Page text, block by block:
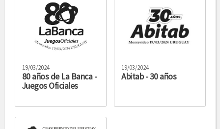
19/03/2024
80 años de La Banca -
Juegos Oficiales
19/03/2024
Abitab - 30 años